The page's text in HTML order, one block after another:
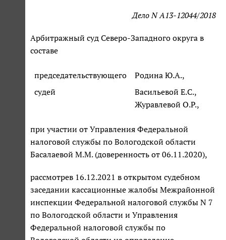
Дело N А13-12044/2018
Арбитражный суд Северо-Западного округа в
составе
председательствующего
Родина Ю.А.,
судей
Васильевой Е.С.,
Журавлевой О.Р.,
при участии от Управления Федеральной
налоговой службы по Вологодской области
Басалаевой М.М. (доверенность от 06.11.2020),
рассмотрев 16.12.2021 в открытом судебном
заседании кассационные жалобы Межрайонной
инспекции Федеральной налоговой службы N 7
по Вологодской области и Управления
Федеральной налоговой службы по